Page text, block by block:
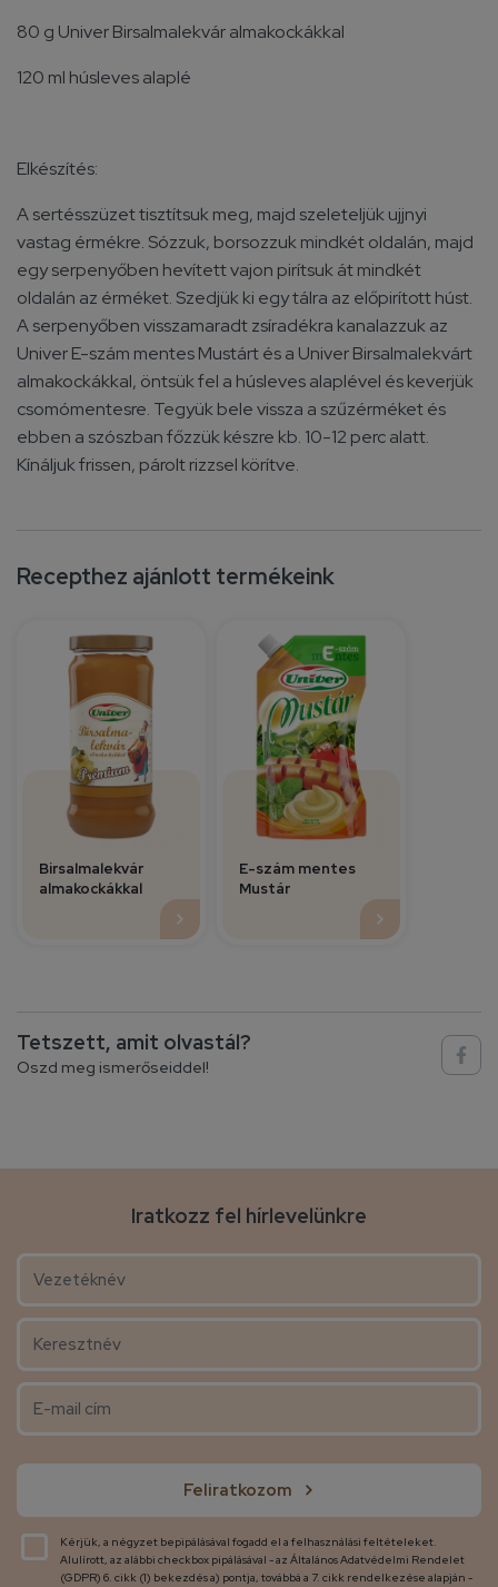
80 g Univer Birsalmalekvár almakockákkal
120 ml húsleves alaplé
Elkészítés:
A sertésszüzet tisztítsuk meg, majd szeleteljük ujjnyi
vastag érmékre. Sózzuk, borsozzuk mindkét oldalán, majd
egy serpenyőben hevített vajon pirítsuk át mindkét
oldalán az érméket. Szedjük ki egy tálra az előpirított húst.
A serpenyőben visszamaradt zsíradékra kanalazzuk az
Univer E-szám mentes Mustárt és a Univer Birsalmalekvárt
almakockákkal, öntsük fel a húsleves alaplével és keverjük
csomómentesre. Tegyük bele vissza a szűzérméket és
ebben a szószban főzzük készre kb. 10-12 perc alatt.
Kínáljuk frissen, párolt rizzsel körítve.
Recepthez ajánlott termékeink
Birsalmalekvár
almakockákkal
E-szám mentes
Mustár
Tetszett, amit olvastál?
Oszd meg ismerőseiddel!
Iratkozz fel hírlevelünkre
Feliratkozom
Kérjük, a négyzet bepipálásával fogadd el a felhasználási feltételeket.
Alulírott, az alábbi checkbox pipálásával - az Általános Adatvédelmi Rendelet
(GDPR) 6. cikk (1) bekezdés a) pontja, továbbá a 7. cikk rendelkezése alapján -